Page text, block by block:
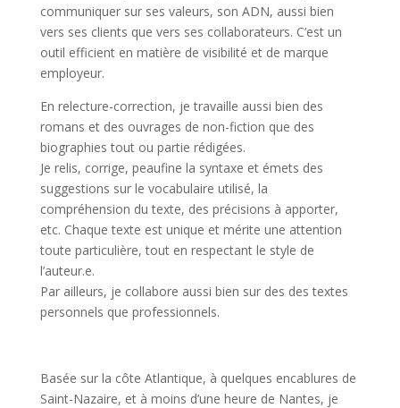
communiquer sur ses valeurs, son ADN, aussi bien
vers ses clients que vers ses collaborateurs. C’est un
outil efficient en matière de visibilité et de marque
employeur.
En relecture-correction, je travaille aussi bien des
romans et des ouvrages de non-fiction que des
biographies tout ou partie rédigées.
Je relis, corrige, peaufine la syntaxe et émets des
suggestions sur le vocabulaire utilisé, la
compréhension du texte, des précisions à apporter,
etc. Chaque texte est unique et mérite une attention
toute particulière, tout en respectant le style de
l’auteur.e.
Par ailleurs, je collabore aussi bien sur des des textes
personnels que professionnels.
Basée sur la côte Atlantique, à quelques encablures de
Saint-Nazaire, et à moins d’une heure de Nantes, je